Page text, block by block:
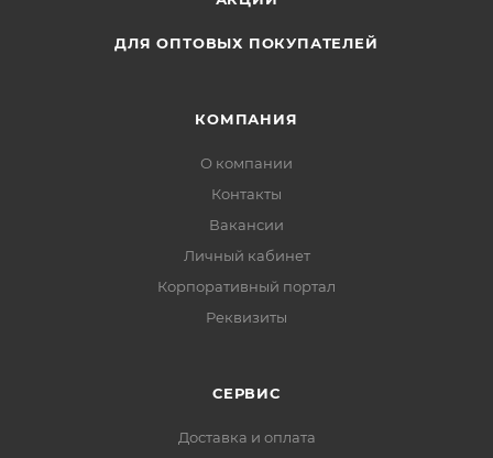
ДЛЯ ОПТОВЫХ ПОКУПАТЕЛЕЙ
КОМПАНИЯ
О компании
Контакты
Вакансии
Личный кабинет
Корпоративный портал
Реквизиты
СЕРВИС
Доставка и оплата